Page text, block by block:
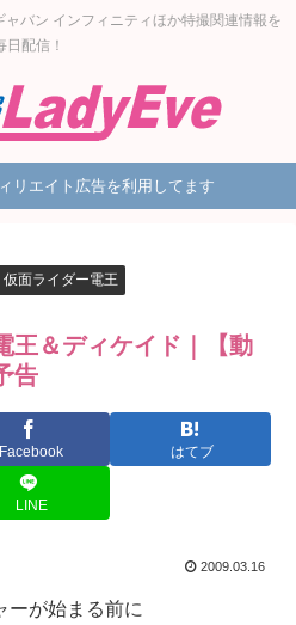
バン インフィニティほか特撮関連情報を
日配信！
リエイト広告を利用してます
仮面ライダー電王
王＆ディケイド｜【動
告
Facebook はてブ
LINE
2009.03.16
ーが始まる前に